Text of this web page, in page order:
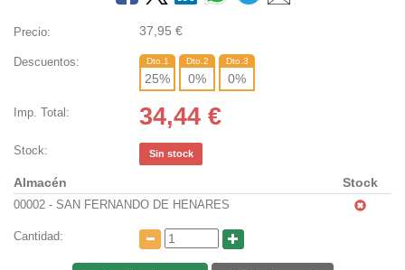
Precio: 37,95 €
Descuentos: Dto.1
25%
Dto.2
0%
Dto.3
0%
Imp. Total: 34,44 €
Stock: Sin stock
Almacén Stock
00002 - SAN FERNANDO DE HENARES
Cantidad: